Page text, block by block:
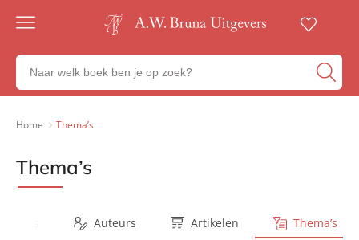
Gratis
23:00
besteld,
werkdag
Veilig
betalen
Zoeken
naar
boeken,
Home Thema’s
Thema’s
Auteurs Artikelen Thema’s